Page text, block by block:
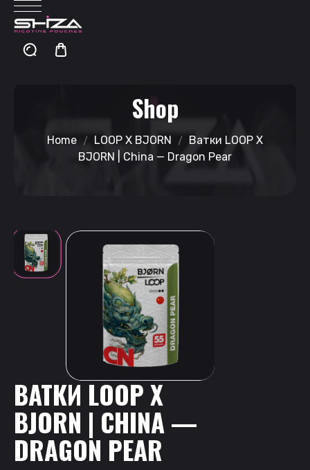
Shop
Home LOOP X BJORN
Ватки LOOP X
BJORN | China — Dragon Pear
ВАТКИ LOOP X
BJORN | CHINA —
DRAGON PEAR